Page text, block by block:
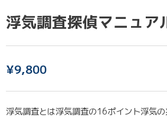
浮気調査探偵マニュア
¥9,800
浮気調査とは浮気調査の16ポイント浮気